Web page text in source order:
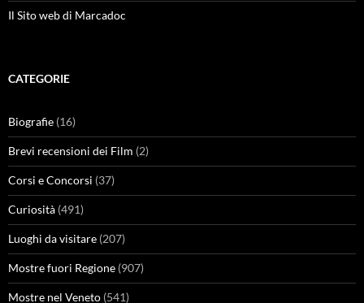
Il Sito web di Marcadoc
CATEGORIE
Biografie (16)
Brevi recensioni dei Film (2)
Corsi e Concorsi (37)
Curiosità (491)
Luoghi da visitare (207)
Mostre fuori Regione (907)
Mostre nel Veneto (541)